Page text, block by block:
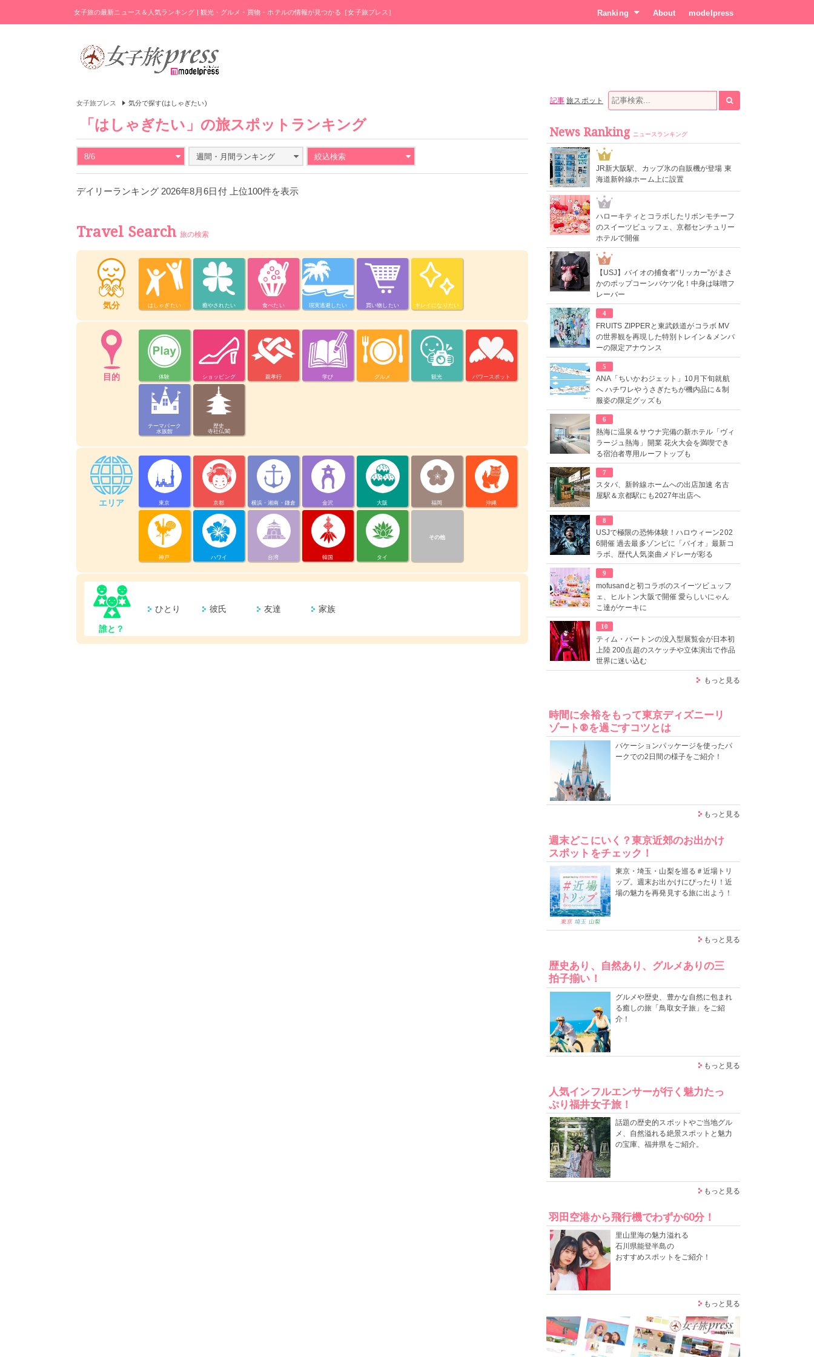
女子旅の最新ニュース＆人気ランキング | 観光・グルメ・買物・ホテルの情報が見つかる［女子旅プレス］ Ranking About modelpress
女子旅プレス 気分で探す(はしゃぎたい)
「はしゃぎたい」の旅スポットランキング
8/6 週間・月間ランキング 絞込検索
デイリーランキング 2026年8月6日付 上位100件を表示
Travel Search 旅の検索
気分 はしゃぎたい 癒やされたい 食べたい 現実逃避したい 買い物したい キレイになりたい
目的 体験 ショッピング 親孝行 学び グルメ 観光 パワースポット
テーマパーク
水族館
歴史
寺社仏閣
エリア 東京 京都 横浜・湘南・鎌倉 金沢 大阪 福岡 沖縄
神戸 ハワイ 台湾 韓国 タイ
その他
誰と？
ひとり 彼氏 友達 家族
記事 旅スポット
News Ranking ニュースランキング
1
JR新大阪駅、カップ氷の自販機が登場 東
海道新幹線ホーム上に設置
2
ハローキティとコラボしたリボンモチーフ
のスイーツビュッフェ、京都センチュリー
ホテルで開催
3
【USJ】バイオの捕食者“リッカー”がまさ
かのポップコーンバケツ化！中身は味噌フ
レーバー
4
FRUITS ZIPPERと東武鉄道がコラボ MV
の世界観を再現した特別トレイン＆メンバ
ーの限定アナウンス
5
ANA「ちいかわジェット」10月下旬就航
へ ハチワレやうさぎたちが機内品に＆制
服姿の限定グッズも
6
熱海に温泉＆サウナ完備の新ホテル「ヴィ
ラージュ熱海」開業 花火大会を満喫でき
る宿泊者専用ルーフトップも
7
スタバ、新幹線ホームへの出店加速 名古
屋駅＆京都駅にも2027年出店へ
8
USJで極限の恐怖体験！ハロウィーン202
6開催 過去最多ゾンビに「バイオ」最新コ
ラボ、歴代人気楽曲メドレーが彩る
9
mofusandと初コラボのスイーツビュッフ
ェ、ヒルトン大阪で開催 愛らしいにゃん
こ達がケーキに
10
ティム・バートンの没入型展覧会が日本初
上陸 200点超のスケッチや立体演出で作品
世界に迷い込む
もっと見る
時間に余裕をもって東京ディズニーリ
ゾート®を過ごすコツとは
バケーションパッケージを使ったパ
ークでの2日間の様子をご紹介！
もっと見る
週末どこにいく？東京近郊のお出かけ
スポットをチェック！
東京・埼玉・山梨を巡る＃近場トリ
ップ。週末お出かけにぴったり！近
場の魅力を再発見する旅に出よう！
もっと見る
歴史あり、自然あり、グルメありの三
拍子揃い！
グルメや歴史、豊かな自然に包まれ
る癒しの旅「鳥取女子旅」をご紹
介！
もっと見る
人気インフルエンサーが行く魅力たっ
ぷり福井女子旅！
話題の歴史的スポットやご当地グル
メ、自然溢れる絶景スポットと魅力
の宝庫、福井県をご紹介。
もっと見る
羽田空港から飛行機でわずか60分！
里山里海の魅力溢れる
石川県能登半島の
おすすめスポットをご紹介！
もっと見る